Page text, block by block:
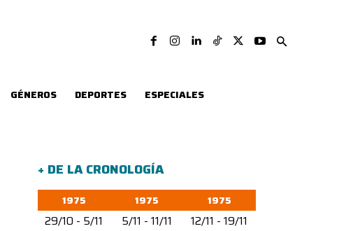
GÉNEROS DEPORTES ESPECIALES
+ DE LA CRONOLOGÍA
1975
29/10 - 5/11
1975
5/11 - 11/11
1975
12/11 - 19/11